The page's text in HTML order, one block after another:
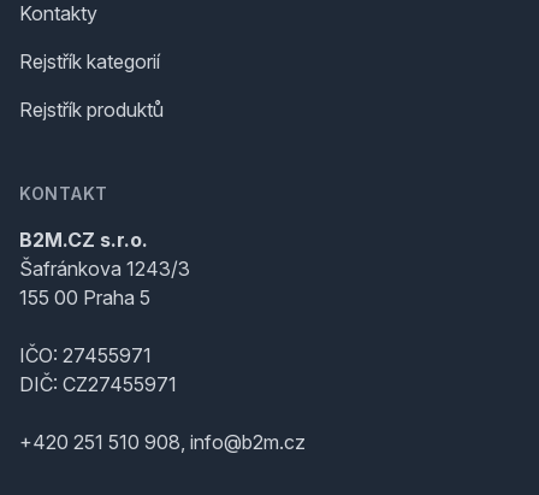
Kontakty
Rejstřík kategorií
Rejstřík produktů
KONTAKT
B2M.CZ s.r.o.
Šafránkova 1243/3
155 00 Praha 5
IČO: 27455971
DIČ: CZ27455971
+420 251 510 908, info@b2m.cz